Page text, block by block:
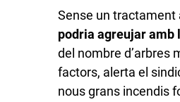
Sense un tractament
podria agreujar amb
del nombre d’arbres
factors, alerta el
nous grans incendis